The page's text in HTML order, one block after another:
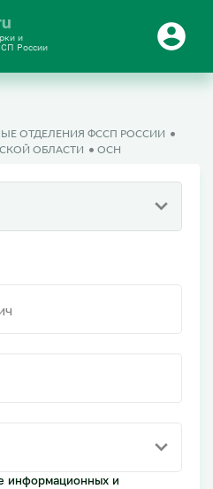
и
России
ОТДЕЛЕНИЯ ФССП РОССИИ
ОБЛАСТИ
ОСН
информационных и